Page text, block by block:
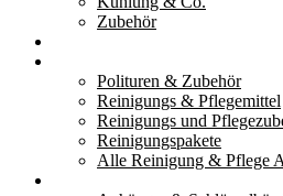
Zubehör
Polituren & Zubehör
Reinigungs & Pflegemittel
Reinigungs und
Reinigungspakete
Alle Reinigung & Pflege